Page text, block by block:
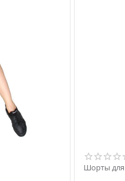
Шорты для